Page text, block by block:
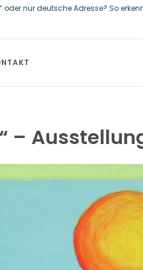
oder nur deutsche Adresse? So
Regierung für
–